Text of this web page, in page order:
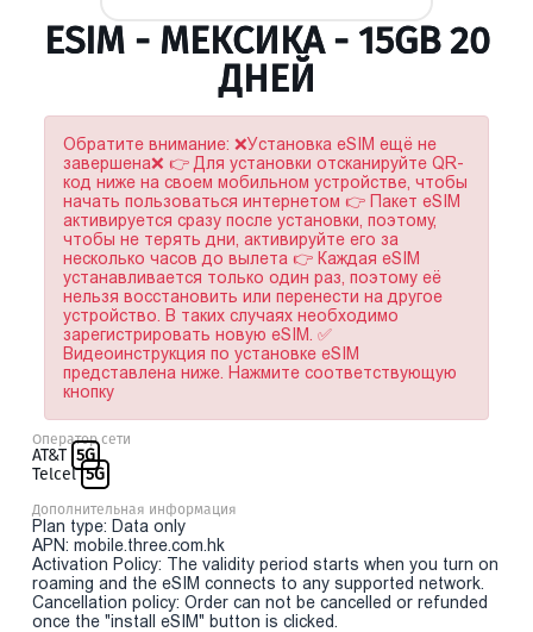
ESIM - МЕКСИКА - 15GB 20
ДНЕЙ
Обратите внимание: ❌Установка eSIM ещё не
завершена❌ 👉 Для установки отсканируйте QR-
код ниже на своем мобильном устройстве, чтобы
начать пользоваться интернетом 👉 Пакет eSIM
активируется сразу после установки, поэтому,
чтобы не терять дни, активируйте его за
несколько часов до вылета 👉 Каждая eSIM
устанавливается только один раз, поэтому её
нельзя восстановить или перенести на другое
устройство. В таких случаях необходимо
зарегистрировать новую eSIM. ✅
Видеоинструкция по установке eSIM
представлена ниже. Нажмите соответствующую
кнопку
Оператор сети
AT&T 5G
Telcel 5G
Дополнительная информация
Plan type: Data only
APN: mobile.three.com.hk
Activation Policy: The validity period starts when you turn on
roaming and the eSIM connects to any supported network.
Cancellation policy: Order can not be cancelled or refunded
once the "install eSIM" button is clicked.